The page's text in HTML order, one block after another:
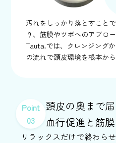
汚れをしっかり落とすこと
り、筋膜やツボへのアプロ
Tauta.では、クレンジング
の流れで頭皮環境を根本から
Point
03
頭皮の奥まで届
血行促進と筋
リラックスだけで終わら